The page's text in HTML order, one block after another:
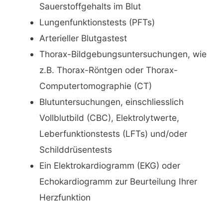
Sauerstoffgehalts im Blut
Lungenfunktionstests (PFTs)
Arterieller Blutgastest
Thorax-Bildgebungsuntersuchungen, wie
z.B. Thorax-Röntgen oder Thorax-
Computertomographie (CT)
Blutuntersuchungen, einschliesslich
Vollblutbild (CBC), Elektrolytwerte,
Leberfunktionstests (LFTs) und/oder
Schilddrüsentests
Ein Elektrokardiogramm (EKG) oder
Echokardiogramm zur Beurteilung Ihrer
Herzfunktion